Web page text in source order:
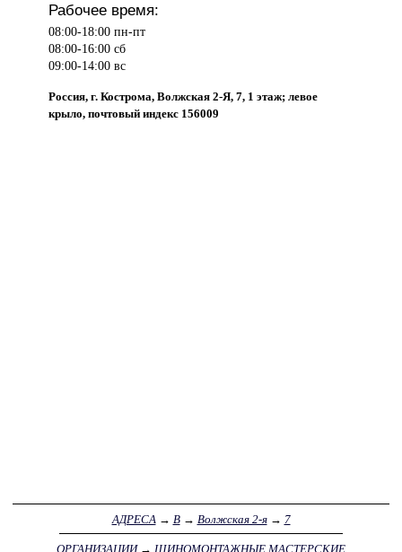
Рабочее время:
08:00-18:00 пн-пт
08:00-16:00 сб
09:00-14:00 вс
Россия, г. Кострома, Волжская 2-Я, 7, 1 этаж; левое
крыло, почтовый индекс 156009
АДРЕСА → В→ Волжская 2-я→ 7
ОРГАНИЗАЦИИ→ ШИНОМОНТАЖНЫЕ МАСТЕРСКИЕ